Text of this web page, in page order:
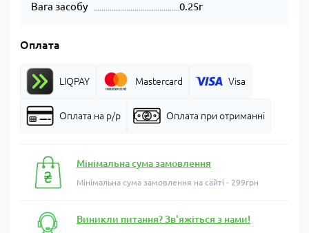
Вага засобу 0.25г
Оплата
LIQPAY Mastercard Visa
Оплата на р/р Оплата при отриманні
Мінімальна сума замовлення
Мінімальна сума замовлення на сайті - 299грн
Виникли питання? Зв'яжіться з нами!